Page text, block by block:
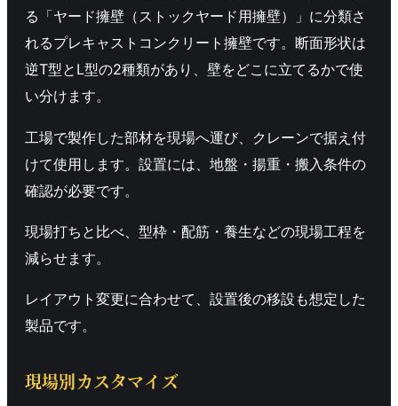
る「ヤード擁壁（ストックヤード用擁壁）」に分類さ
れるプレキャストコンクリート擁壁です。断面形状は
逆T型とL型の2種類があり、壁をどこに立てるかで使
い分けます。
工場で製作した部材を現場へ運び、クレーンで据え付
けて使用します。設置には、地盤・揚重・搬入条件の
確認が必要です。
現場打ちと比べ、型枠・配筋・養生などの現場工程を
減らせます。
レイアウト変更に合わせて、設置後の移設も想定した
製品です。
現場別カスタマイズ